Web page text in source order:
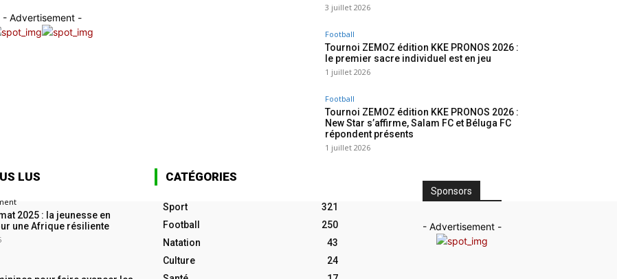
- Advertisement -
3 juillet 2026
Football
Tournoi ZEMOZ édition KKE PRONOS 2026 :
le premier sacre individuel est en jeu
1 juillet 2026
Football
Tournoi ZEMOZ édition KKE PRONOS 2026 :
New Star s’affirme, Salam FC et Béluga FC
répondent présents
1 juillet 2026
LUS
2025 : la jeunesse en
une Afrique résiliente
CATÉGORIES
Sport
321
Football
250
Natation
43
Culture
24
Sponsors
- Advertisement -